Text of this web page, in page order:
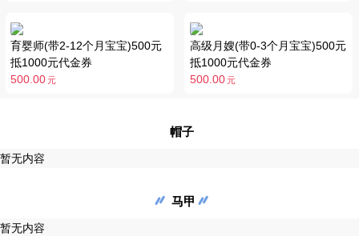
育婴师(带2-12个月宝宝)500元
抵1000元代金券
500.00 元
高级月嫂(带0-3个月宝宝)500元
抵1000元代金券
500.00元
帽子
暂无内容
马甲
暂无内容